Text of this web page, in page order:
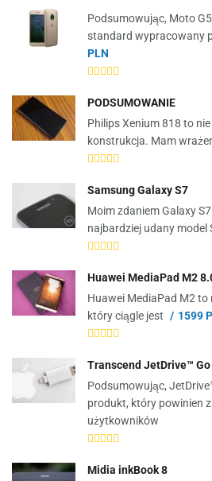
Podsumowując, Moto
standard wypracowany
PLN
PODSUMOWANIE
Philips Xenium 818 to
konstrukcja. Mam
Samsung Galaxy S7
Moim zdaniem Galaxy
najbardziej udany model
Huawei MediaPad M2
Huawei MediaPad M2
który ciągle jest
1599
Transcend JetDrive™
Podsumowując,
produkt, który powinien
użytkowników
Midia inkBook 8